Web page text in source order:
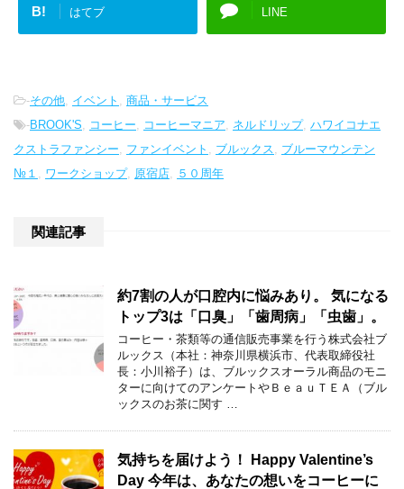
B! はてブ LINE
-その他 イベント
商品・サービス
-BROOK'S コーヒー コーヒーマニア ネルドリップ, ハワイコナエ
クストラファンシー
ファンイベント ブルックス
ブルーマウンテン
№１
ワークショップ, 原宿店 ５０周年
関連記事
約7割の人が口腔内に悩みあり。 気になる
トップ3は「口臭」「歯周病」「虫歯」。
コーヒー・茶類等の通信販売事業を行う株式会社ブ
ルックス（本社：神奈川県横浜市、代表取締役社
長：小川裕子）は、ブルックスオーラル商品のモニ
ターに向けてのアンケートやＢｅａｕＴＥＡ（ブル
ックスのお茶に関す …
気持ちを届けよう！ Happy Valentine’s
Day 今年は、あなたの想いをコーヒーに